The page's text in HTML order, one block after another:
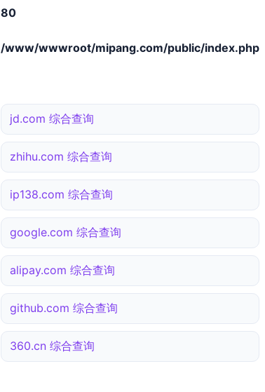
80
/www/wwwroot/mipang.com/public/index.php
jd.com 综合查询
zhihu.com 综合查询
ip138.com 综合查询
google.com 综合查询
alipay.com 综合查询
github.com 综合查询
360.cn 综合查询